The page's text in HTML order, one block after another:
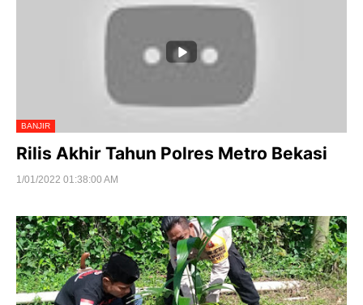
BANJIR
Rilis Akhir Tahun Polres Metro Bekasi
1/01/2022 01:38:00 AM